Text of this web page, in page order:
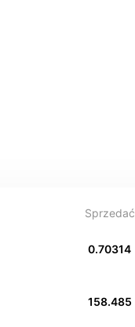
Sprzedać
0.70314
158.485